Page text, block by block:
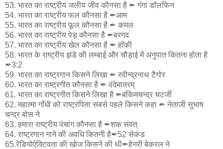
53. भारत का राष्ट्रीय जलीय जीव कौनसा है ✒ गंगा डॉलफिन
54. भारत का राष्ट्रीय फल कौनसा है ✒आम
55. भारत का राष्ट्रीय फूल कौनसा है ✒ कमल
56. भारत का राष्ट्रीय पेड़ कौनसा है ✒बरगद
57. भारत का राष्ट्रीय खेल कौनसा है ✒ हॉकी
58. भारत के राष्ट्रीय झंडे की लम्बाई और चौड़ाई में अनुपात कितना होता है
✒3:2
59. भारत का राष्ट्रगान किसने लिखा ✒ रवीन्द्रनाथ टैगोर
60. भारत का राष्ट्रगीत कौनसा है ✒ वंदेमातरम्
61. भारत का राष्ट्रगीत किसने लिखा है ✒बंकिमचन्द्र चटर्जी
62. महात्मा गाँधी को राष्ट्रपिता सबसे पहले किसने कहा ✒ नेताजी सुभाष
चन्द्र बोस ने
63. हमारा राष्ट्रीय पंचांग कौनसा है ✒शक संवत्
64. राष्ट्रगान गाने की अवधि कितनी है✒52 सेकंड
65.रेडियोऐक्टिवता की खोज किसने की थी✒हेनरी बेकरल ने